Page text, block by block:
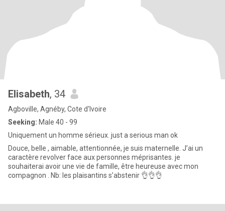
Elisabeth, 34
Agboville, Agnéby, Cote d'Ivoire
Seeking: Male 40 - 99
Uniquement un homme sérieux. just a serious man ok
Douce, belle , aimable, attentionnée, je suis maternelle. J’ai un
caractère revolver face aux personnes méprisantes. je
souhaiterai avoir une vie de famille, être heureuse avec mon
compagnon . Nb: les plaisantins s’abstenir 👌👌👌